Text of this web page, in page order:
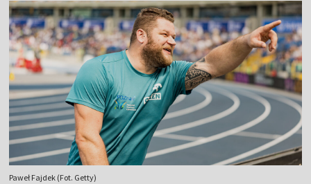
Paweł Fajdek (Fot. Getty)